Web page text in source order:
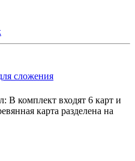
сложения
В комплект входят 6 карт и
карта разделена на